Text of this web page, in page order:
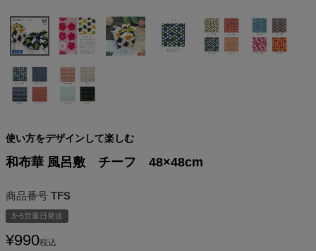
使い方をデザインして楽しむ
和布華 風呂敷 チーフ 48×48cm
商品番号 TFS
3~5営業日発送
¥990税込